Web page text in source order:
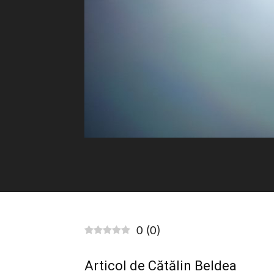
0 (0)
Articol de Cătălin Beldea